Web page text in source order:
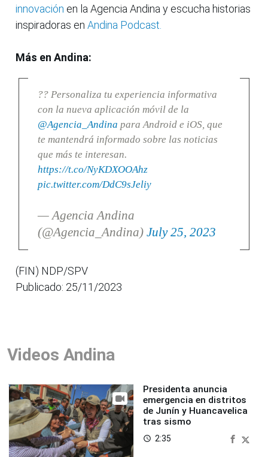
innovación en la Agencia Andina y escucha historias
inspiradoras en Andina Podcast.
Más en Andina:
?? Personaliza tu experiencia informativa
con la nueva aplicación móvil de la
@Agencia_Andina para Android e iOS, que
te mantendrá informado sobre las noticias
que más te interesan.
https://t.co/NyKDXOOAhz
pic.twitter.com/DdC9sJeliy
— Agencia Andina
(@Agencia_Andina) July 25, 2023
(FIN) NDP/SPV
Publicado: 25/11/2023
Videos Andina
Presidenta anuncia
emergencia en distritos
de Junín y Huancavelica
tras sismo
access_time 2:35